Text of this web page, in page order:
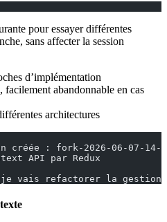
pour essayer différentes
sans affecter la session
d’implémentation
abandonnable en cas
architectures
créée : fork-2026-06-07-14-
API par Redux
je vais refactorer la